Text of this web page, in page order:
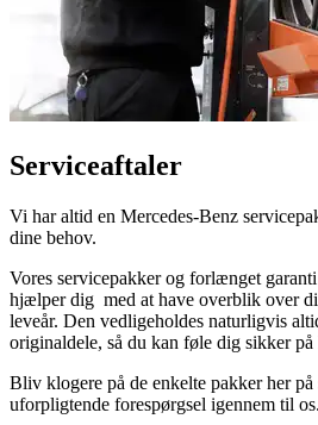
Serviceaftaler
Vi har altid en Mercedes-Benz
dine behov.
Vores servicepakker og forlænget
hjælper dig med at have overblik over
leveår. Den vedligeholdes naturligvis
originaldele, så du kan føle dig sikker på
Bliv klogere på de enkelte pakker her på
uforpligtende forespørgsel igennem til os.